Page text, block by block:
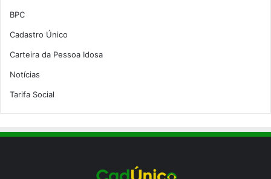
BPC
Cadastro Único
Carteira da Pessoa Idosa
Notícias
Tarifa Social